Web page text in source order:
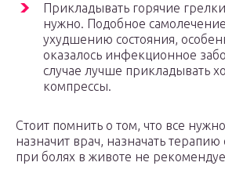
Прикладывать горячие
нужно. Подобное
ухудшению состояния,
оказалось инфекционное
случае лучше прикладывать
компрессы.
Стоит помнить о том, что все
назначит врач, назначать терапию
при болях в животе не